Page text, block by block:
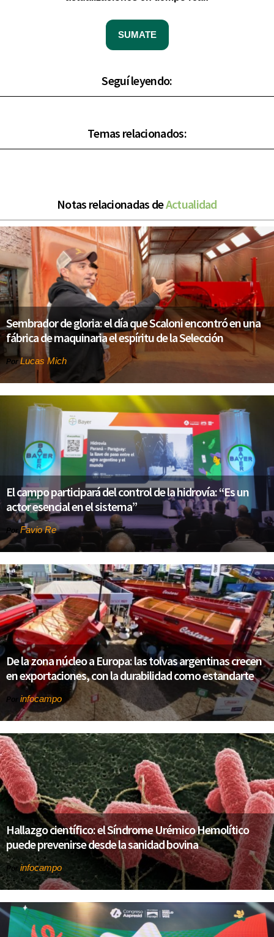
SUMATE
Seguí leyendo:
Temas relacionados:
Notas relacionadas deActualidad
Sembrador de gloria: el día que Scaloni encontró en una
fábrica de maquinaria el espíritu de la Selección
Por Lucas Mich
El campo participará del control de la hidrovía: “Es un
actor esencial en el sistema”
Por Favio Re
De la zona núcleo a Europa: las tolvas argentinas crecen
en exportaciones, con la durabilidad como estandarte
Por infocampo
Hallazgo científico: el Síndrome Urémico Hemolítico
puede prevenirse desde la sanidad bovina
Por infocampo